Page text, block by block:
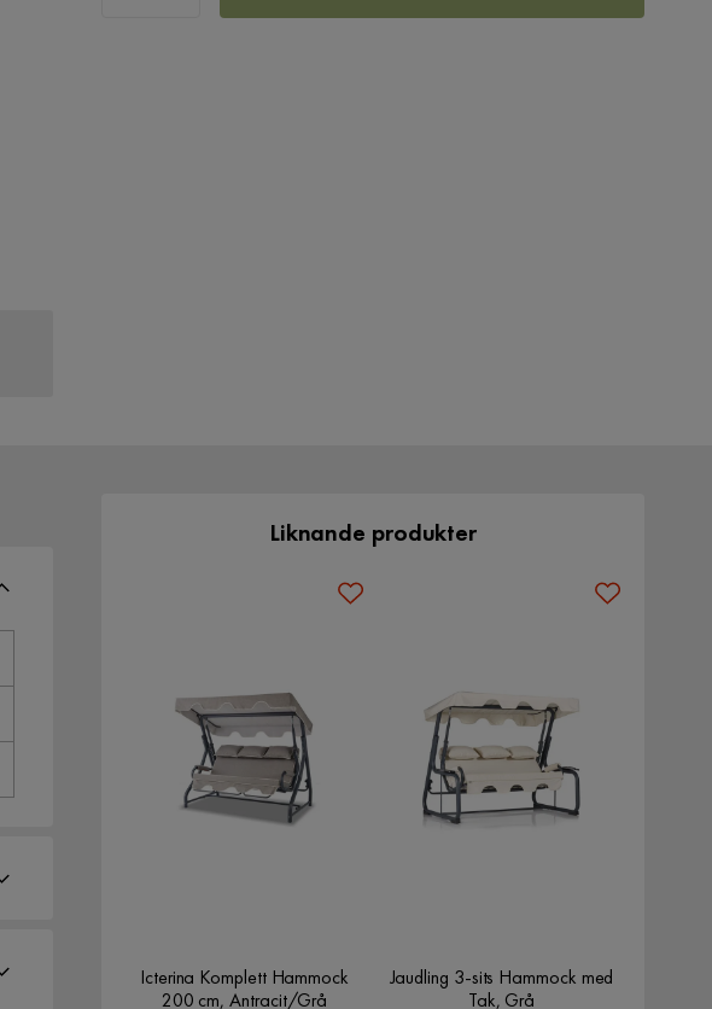
Liknande produkter
Icterina Komplett Hammock
200 cm, Antracit/Grå
Jaudling 3-sits Hammock med
Tak, Grå